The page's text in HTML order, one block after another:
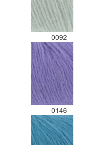
0092
0146